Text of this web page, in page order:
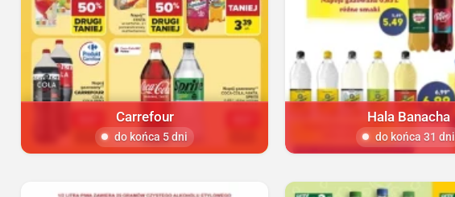
Carrefour
do końca 5 dni
Hala Banacha
do końca 31 dni